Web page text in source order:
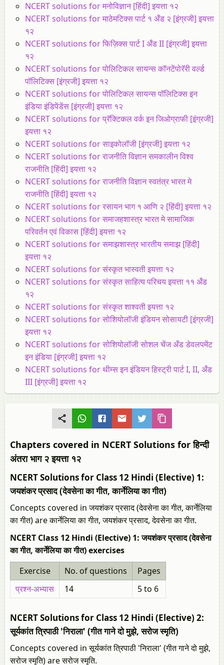
NCERT solutions for मनोविज्ञान [हिंदी] इयत्ता १२
NCERT solutions for माठेमटिक्स पार्ट १ अँड २ [इंग्रजी] इयत्ता
१२
NCERT solutions for फिज़िक्स पार्ट I अँड II [इंग्रजी] इयत्ता
१२
NCERT solutions for पोलिटिकल सायन्स कॉनटेंपोरॅरी वर्ल्ड
पॉलिटिक्स [इंग्रजी] इयत्ता १२
NCERT solutions for पोलिटिकल सायन्स पॉलिटिक्स इन
इंडिया इंडिपेंडेंस [इंग्रजी] इयत्ता १२
NCERT solutions for प्रॅक्टिकल वर्क इन जिओग्राफी [इंग्रजी]
इयत्ता १२
NCERT solutions for साइकोलॉजी [इंग्रजी] इयत्ता १२
NCERT solutions for राजनीति विज्ञान समकालीन विश्व
राजनीति [हिंदी] इयत्ता १२
NCERT solutions for राजनीति विज्ञान स्वतंत्र भारत मे
राजनीति [हिंदी] इयत्ता १२
NCERT solutions for रसायन भाग १ आणि २ [हिंदी] इयत्ता १२
NCERT solutions for समाजहशास्त्र भारत मे सामाजिक
परिवर्तन एवं विकास [हिंदी] इयत्ता १२
NCERT solutions for समाझशास्त्र भारतीय समाझ [हिंदी]
इयत्ता १२
NCERT solutions for संस्कृत भास्वती इयत्ता १२
NCERT solutions for संस्कृत साहित्य परिचय इयत्ता ११ अँड
१२
NCERT solutions for संस्कृत शाश्वती इयत्ता १२
NCERT solutions for सोशियोलॉजी इंडियन सोसायटी [इंग्रजी]
इयत्ता १२
NCERT solutions for सोशियोलॉजी सोशल चेंज अँड डेवलपमेंट
इन इंडिया [इंग्रजी] इयत्ता १२
NCERT solutions for थीम्स इन इंडियन हिस्ट्री पार्ट I, II, अँड
III [इंग्रजी] इयत्ता १२
Chapters covered in NCERT Solutions for हिन्दी
अंतरा भाग २ इयत्ता १२
NCERT Solutions for Class 12 Hindi (Elective) 1:
जयशंकर प्रसाद (देवसेना का गीत, कार्नेलिया का गीत)
Concepts covered in जयशंकर प्रसाद (देवसेना का गीत, कार्नेलिया
का गीत) are कार्नेलिया का गीत, जयशंकर प्रसाद, देवसेना का गीत.
NCERT Class 12 Hindi (Elective) 1: जयशंकर प्रसाद (देवसेना
का गीत, कार्नेलिया का गीत) exercises
Exercise
No. of questions
Pages
प्रश्न-अभ्यास
14 5 to 6
NCERT Solutions for Class 12 Hindi (Elective) 2:
सूर्यकांत त्रिपाठी 'निराला' (गीत गाने दो मुझे, सरोज स्मृति)
Concepts covered in सूर्यकांत त्रिपाठी 'निराला' (गीत गाने दो मुझे,
सरोज स्मृति) are सरोज स्मृति.